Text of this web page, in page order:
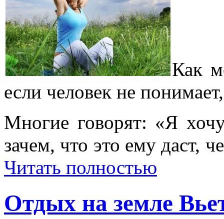
Как
если человек не
Многие говорят: «Я
зачем, что это ему даст,
Читать полностью
Отдых на земле